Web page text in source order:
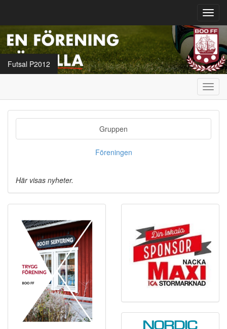
Futsal P2012
Gruppen
Föreningen
Här visas nyheter.